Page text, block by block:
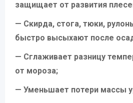
защищает от развития
— Скирда, стога, тюки,
быстро высыхают после
— Сглаживает разницу
от мороза;
— Уменьшает потери массы